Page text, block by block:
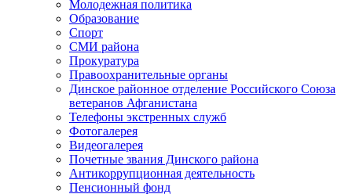
Молодежная политика
Образование
Спорт
СМИ района
Прокуратура
Правоохранительные органы
Динское районное отделение Российского Союза
ветеранов Афганистана
Телефоны экстренных служб
Фотогалерея
Видеогалерея
Почетные звания Динского района
Антикоррупционная деятельность
Пенсионный фонд